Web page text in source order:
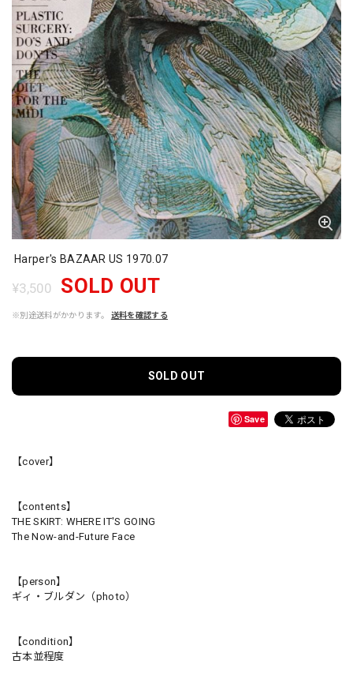
Harper's BAZAAR US 1970.07
¥3,500 SOLD OUT
※別途送料がかかります。 送料を確認する
SOLD OUT
Save
【cover】
【contents】
THE SKIRT: WHERE IT'S GOING
The Now-and-Future Face
【person】
ギィ・ブルダン（photo）
【condition】
古本並程度